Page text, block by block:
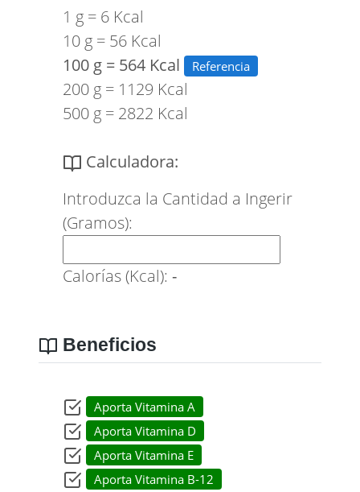
1 g = 6 Kcal
10 g = 56 Kcal
100 g = 564 Kcal
Referencia
200 g = 1129 Kcal
500 g = 2822 Kcal
Calculadora:
Introduzca la Cantidad a Ingerir
(Gramos):
Calorías (Kcal): -
Beneficios
Aporta Vitamina A
Aporta Vitamina D
Aporta Vitamina E
Aporta Vitamina B-12